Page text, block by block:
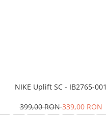
NIKE Uplift SC - IB2765-001
399,00 RON339,00 RON